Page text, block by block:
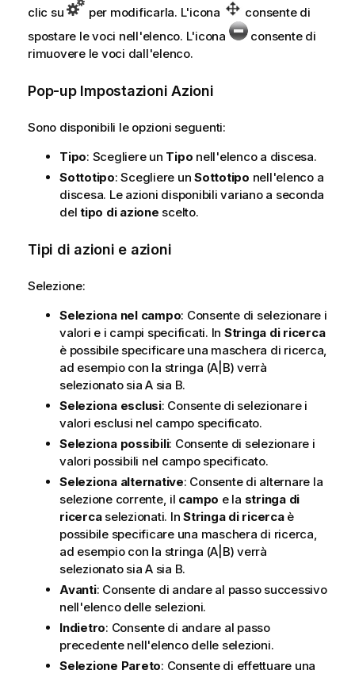
clic su
per modificarla. L'icona
consente di
spostare le voci nell'elenco. L'icona
consente di
rimuovere le voci dall'elenco.
Pop-up Impostazioni Azioni
Sono disponibili le opzioni seguenti:
Tipo: Scegliere un Tipo nell'elenco a discesa.
Sottotipo: Scegliere un Sottotipo nell'elenco a
discesa. Le azioni disponibili variano a seconda
del tipo di azione scelto.
Tipi di azioni e azioni
Selezione:
Seleziona nel campo: Consente di selezionare i
valori e i campi specificati. In Stringa di ricerca
è possibile specificare una maschera di ricerca,
ad esempio con la stringa (A|B) verrà
selezionato sia A sia B.
Seleziona esclusi: Consente di selezionare i
valori esclusi nel campo specificato.
Seleziona possibili: Consente di selezionare i
valori possibili nel campo specificato.
Seleziona alternative: Consente di alternare la
selezione corrente, il campo e la stringa di
ricercaselezionati. In Stringa di ricercaè
possibile specificare una maschera di ricerca,
ad esempio con la stringa (A|B) verrà
selezionato sia A sia B.
Avanti: Consente di andare al passo successivo
nell'elenco delle selezioni.
Indietro: Consente di andare al passo
precedente nell'elenco delle selezioni.
Selezione Pareto: Consente di effettuare una